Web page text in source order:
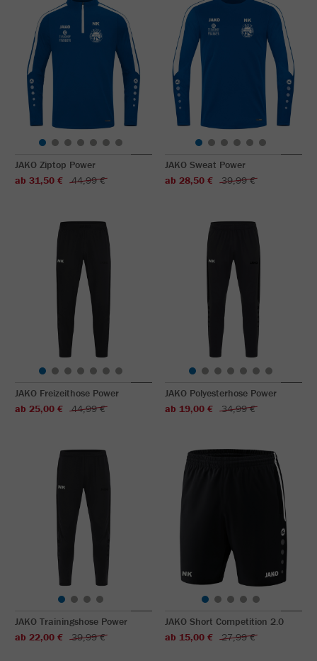
JAKO Ziptop Power
ab 31,50 €
44,99 €
JAKO Sweat Power
ab 28,50 €
39,99 €
JAKO Freizeithose Power
ab 25,00 €
44,99 €
JAKO Polyesterhose Power
ab 19,00 €
34,99 €
JAKO Trainingshose Power
ab 22,00 €
39,99 €
JAKO Short Competition 2.0
ab 15,00 €
27,99 €